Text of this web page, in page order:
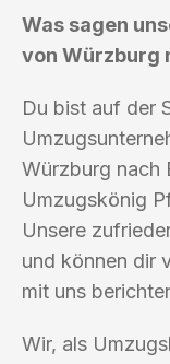
Was sagen
von Würzburg
Du bist auf der
Würzburg nach
Umzugskönig
Unsere
und können dir
mit uns
Wir, als